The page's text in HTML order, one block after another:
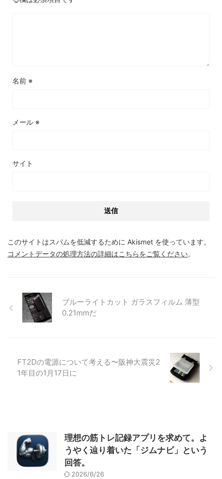
名前 ※
メール ※
サイト
このサイトはスパムを低減するために Akismet を使っています。
コメントデータの処理方法の詳細はこちらをご覧ください。
ブルーライトカット ガラスフィルム 薄型
0.21mmだ
FT2Dの電源について考える〜阪神大震災2
1年目の1月17日に
理想の筋トレ記録アプリを求めて。よ
うやく辿り着いた「ジムナビ」という
回答。
2026/6/26